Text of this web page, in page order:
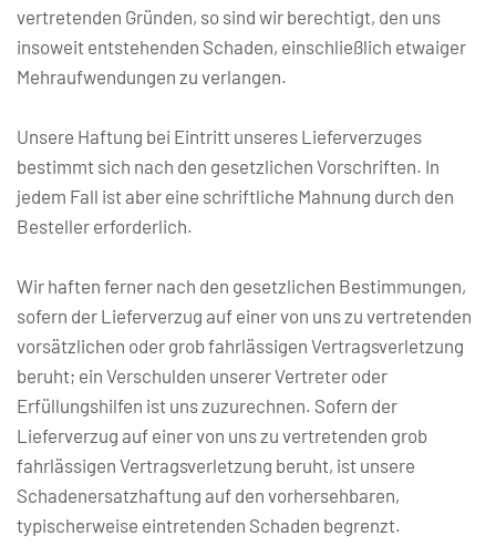
vertretenden Gründen, so sind wir berechtigt, den uns
insoweit entstehenden Schaden, einschließlich etwaiger
Mehraufwendungen zu verlangen.
Unsere Haftung bei Eintritt unseres Lieferverzuges
bestimmt sich nach den gesetzlichen Vorschriften. In
jedem Fall ist aber eine schriftliche Mahnung durch den
Besteller erforderlich.
Wir haften ferner nach den gesetzlichen Bestimmungen,
sofern der Lieferverzug auf einer von uns zu vertretenden
vorsätzlichen oder grob fahrlässigen Vertragsverletzung
beruht; ein Verschulden unserer Vertreter oder
Erfüllungshilfen ist uns zuzurechnen. Sofern der
Lieferverzug auf einer von uns zu vertretenden grob
fahrlässigen Vertragsverletzung beruht, ist unsere
Schadenersatzhaftung auf den vorhersehbaren,
typischerweise eintretenden Schaden begrenzt.